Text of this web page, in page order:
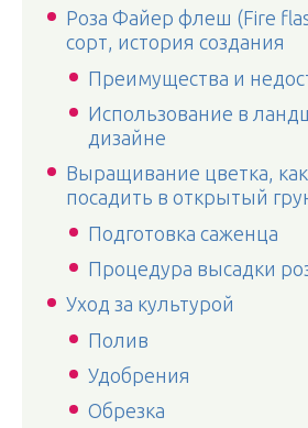
Роза Файер флеш (Fire
сорт, история создания
Преимущества и
Использование в
дизайне
Выращивание цветка,
посадить в открытый
Подготовка саженца
Процедура высадки
Уход за культурой
Полив
Удобрения
Обрезка